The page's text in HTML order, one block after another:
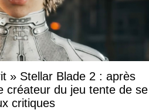
» Stellar Blade 2 : après
créateur du jeu tente de se
critiques